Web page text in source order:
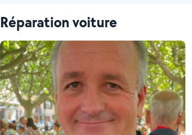
Réparation voiture